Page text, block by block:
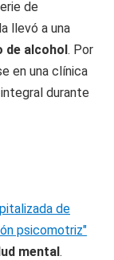
de
llevó a una
de alcohol. Por
en una clínica
durante
de
psicomotriz"
mental.